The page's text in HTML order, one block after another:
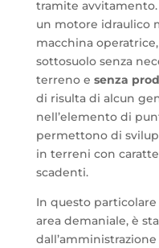
tramite
un motore idraulico
macchina
sottosuolo senza
terreno e senza
di risulta di alcun
nell’elemento di
permettono di
in terreni con
scadenti.
In questo
area demaniale, è